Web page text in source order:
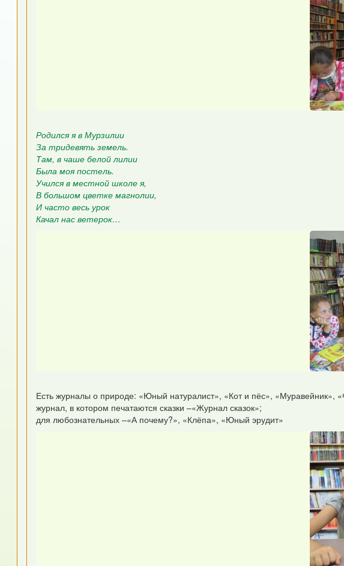
Родился я в Мурзилии
За тридевять земель.
Там, в чаше белой лилии
Была моя постель.
Учился в местной школе я,
В большом цветке магнолии,
И часто весь урок
Качал нас ветерок…
Есть журналы о природе: «Юный натуралист», «Кот и пёс», «Муравейник»,
журнал, в котором печатаются сказки –«Журнал сказок»;
для любознательных –«А почему?», «Клёпа», «Юный эрудит»